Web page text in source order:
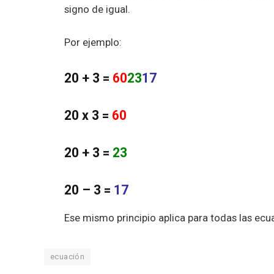
signo de igual.
Por ejemplo:
20 + 3 = 602317
20 x 3 = 60
20 + 3 = 23
20 – 3 = 17
Ese mismo principio aplica para todas las
ecuación